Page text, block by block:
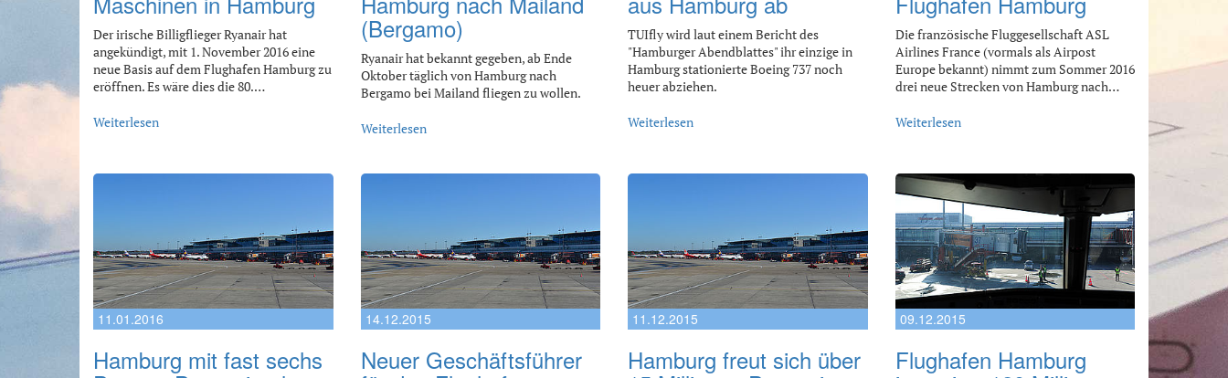
Der irische Billigflieger Ryanair hat
angekündigt, mit 1. November 2016 eine
neue Basis auf dem Flughafen Hamburg zu
eröffnen. Es wäre dies die 80.…
Weiterlesen
(Bergamo)
Ryanair hat bekannt gegeben, ab Ende
Oktober täglich von Hamburg nach
Bergamo bei Mailand fliegen zu wollen.
Weiterlesen
TUIfly wird laut einem Bericht des
"Hamburger Abendblattes" ihr einzige in
Hamburg stationierte Boeing 737 noch
heuer abziehen.
Weiterlesen
Die französische Fluggesellschaft ASL
Airlines France (vormals als Airpost
Europe bekannt) nimmt zum Sommer 2016
drei neue Strecken von Hamburg nach…
Weiterlesen
11.01.2016
Hamburg mit fast sechs
14.12.2015
Neuer Geschäftsführer
11.12.2015
Hamburg freut sich über
09.12.2015
Flughafen Hamburg